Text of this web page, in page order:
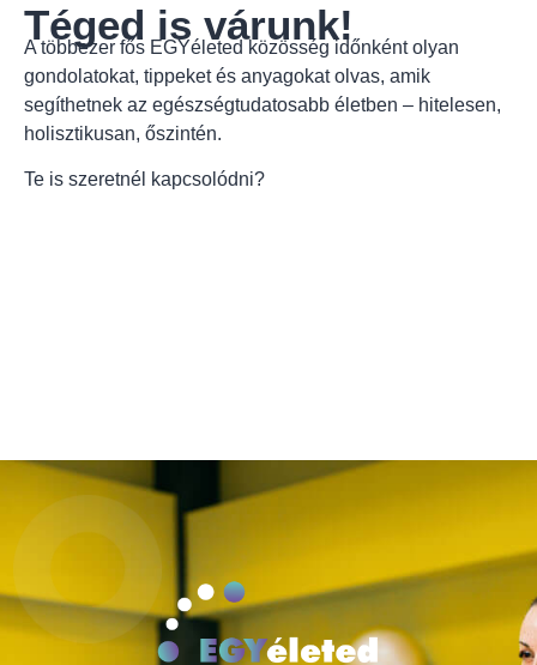
Téged is várunk!
A többezer fős EGYéleted közösség időnként olyan
gondolatokat, tippeket és anyagokat olvas, amik
segíthetnek az egészségtudatosabb életben – hitelesen,
holisztikusan, őszintén.
Te is szeretnél kapcsolódni?